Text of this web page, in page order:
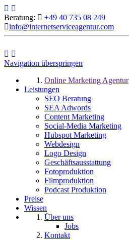
Beratung:
+49 40 735 08 249
info@internetserviceagentur.com
Navigation überspringen
Online Marketing Agentur
Leistungen
SEO Beratung
SEA Adwords
Content Marketing
Social-Media Marketing
Hubspot Marketing
Webdesign
Logo Design
Geschäftsausstattung
Fotoproduktion
Filmproduktion
Podcast Produktion
Preise
Wissen
Über uns
Jobs
Kontakt